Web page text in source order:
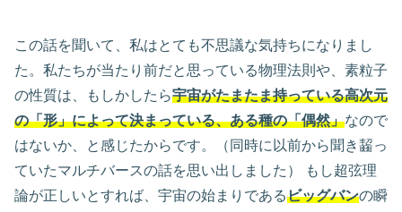
この話を聞いて、私はとても不思議な気持ちになりまし
た。私たちが当たり前だと思っている物理法則や、素粒子
の性質は、もしかしたら宇宙がたまたま持っている高次元
の「形」によって決まっている、ある種の「偶然」なので
はないか、と感じたからです。（同時に以前から聞き齧っ
ていたマルチバースの話を思い出しました） もし超弦理
論が正しいとすれば、宇宙の始まりであるビッグバンの瞬